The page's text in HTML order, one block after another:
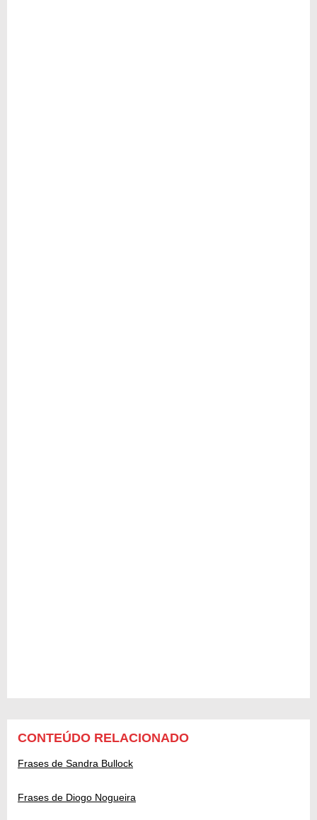
CONTEÚDO RELACIONADO
Frases de Sandra Bullock
Frases de Diogo Nogueira